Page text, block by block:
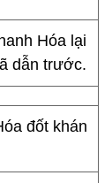
Hóa lại
dẫn trước.